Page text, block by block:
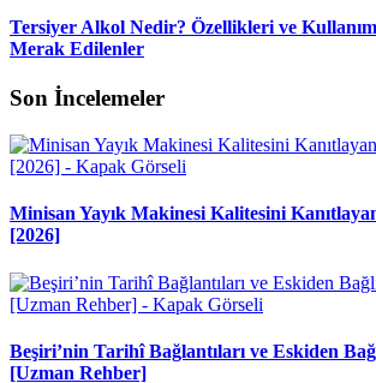
Tersiyer Alkol Nedir? Özellikleri ve
Merak Edilenler
Son İncelemeler
Minisan Yayık Makinesi Kalitesini
[2026]
Beşiri’nin Tarihî Bağlantıları ve Eskiden
[Uzman Rehber]